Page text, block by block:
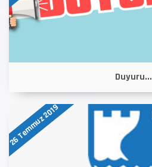
Duyuru...
26 Temmuz 2019